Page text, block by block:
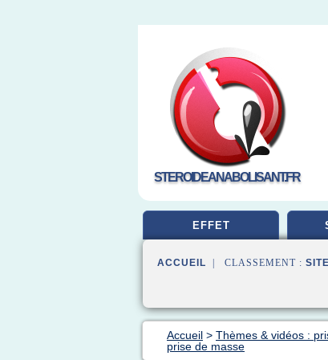
STEROIDEANABOLISANT.FR
EFFET
ACCUEIL | CLASSEMENT :
Accueil > Thèmes & vidéos :
prise de masse